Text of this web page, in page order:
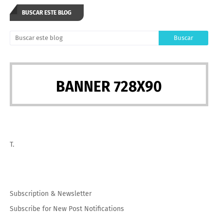
BUSCAR ESTE BLOG
BANNER 728X90
T.
Subscription & Newsletter
Subscribe for New Post Notifications